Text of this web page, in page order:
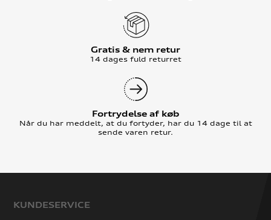
Gratis & nem retur
14 dages fuld returret
Fortrydelse af køb
Når du har meddelt, at du fortyder, har du 14 dage til at
sende varen retur.
KUNDESERVICE